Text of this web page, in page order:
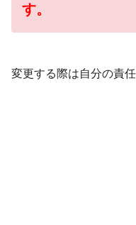
す。
変更する際は自分の責